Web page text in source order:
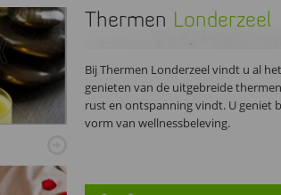
Thermen Londerzeel
Bij Thermen Londerzeel vindt u al
genieten van de uitgebreide
rust en ontspanning vindt. U geniet
vorm van wellnessbeleving.